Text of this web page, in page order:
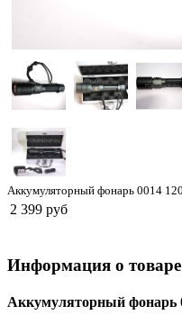
Аккумуляторный фонарь 0014
2 399 руб
Информация о товаре
Аккумуляторный фонарь